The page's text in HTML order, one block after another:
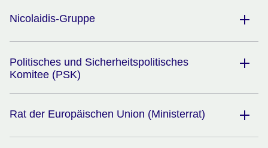
Nicolaidis-Gruppe
Politisches und Sicherheitspolitisches
Komitee (PSK)
Rat der Europäischen Union (Ministerrat)​